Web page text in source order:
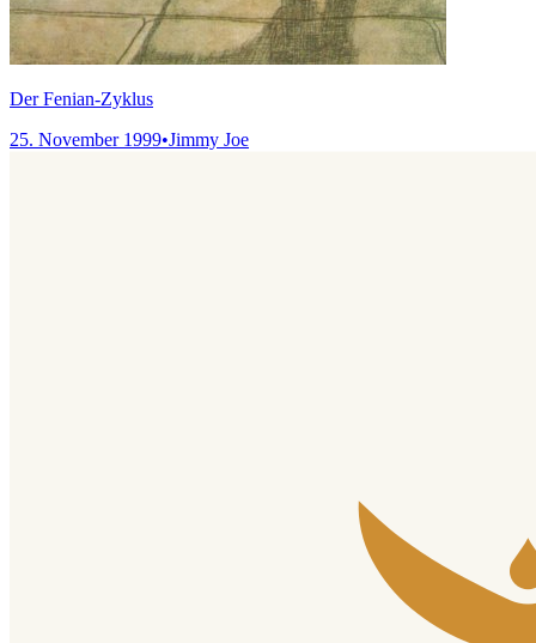
Der Fenian-Zyklus
25. November 1999•Jimmy Joe